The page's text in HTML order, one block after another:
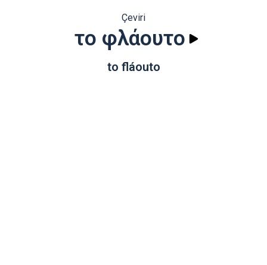
Çeviri
το φλάουτο
to fláouto